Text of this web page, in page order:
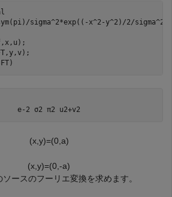
sigma^2*exp((-x^2-y^2)/2/sigma^2);
e- 2 σ2 π2 u2+v2
(x, y)=(0 a)
(x y)=(0 -a)
ースのフーリエ変換を求めます。